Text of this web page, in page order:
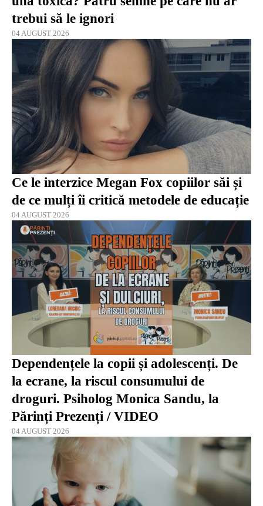
trebui să le ignori
04 AUGUST 2026
Ce le interzice Megan Fox copiilor săi și
de ce mulți îi critică metodele de educație
04 AUGUST 2026
Dependențele la copii și adolescenți. De
la ecrane, la riscul consumului de
droguri. Psiholog Monica Sandu, la
Părinți Prezenți / VIDEO
04 AUGUST 2026